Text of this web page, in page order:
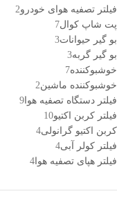
فیلتر تصفیه هوای خودرو2
پت شاپ کوال7
بو گیر حیوانات3
بو گیر گربه3
خوشبوکننده7
خوشبوکننده ماشین2
فیلتر دستگاه تصفیه هوا 9
فیلتر کربن اکتیو10
کربن اکتیو گرانولی4
فیلتر کولر آبی4
فیلتر هپای تصفیه هوا 4